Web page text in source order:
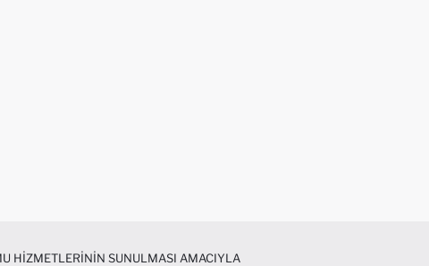
HIZMETLERININ SUNULMASI AMACIYLA